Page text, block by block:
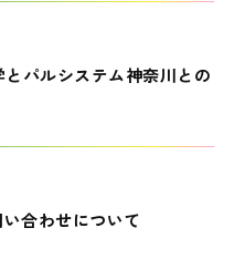
パルシステム神奈川との
合わせについて